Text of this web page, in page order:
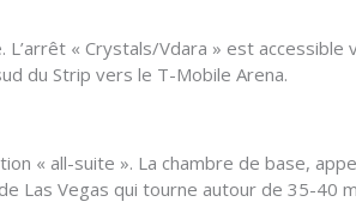
« Crystals/Vdara » est accessible
du Strip vers le T-Mobile Arena.
« all-suite ». La chambre de base,
Las Vegas qui tourne autour de 35-40